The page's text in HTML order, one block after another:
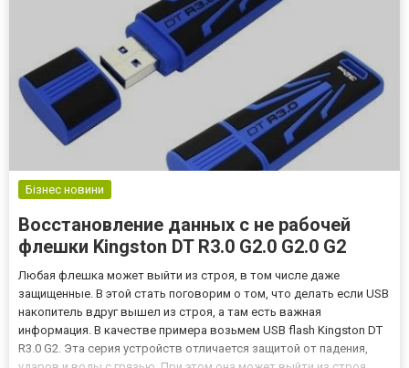
Бізнес новини
Восстановление данных с не рабочей
флешки Kingston DT R3.0 G2.0 G2.0 G2
Любая флешка может выйти из строя, в том числе даже
защищенные. В этой стать поговорим о том, что делать если USB
накопитель вдруг вышел из строя, а там есть важная
информация. В качестве примера возьмем USB flash Kingston DT
R3.0 G2. Эта серия устройств отличается защитой от падения,